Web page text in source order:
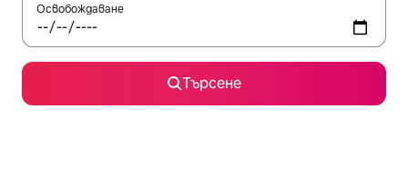
Освобождаване
Търсене